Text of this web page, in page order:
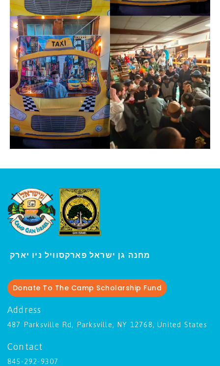
מחנה גן ישראל פארקסוויל נ י
Donate To The Camp Scholarship Fund
Address
487 Parksville Rd, Parksville, NY 12768, United States
Contact
845-292-9307